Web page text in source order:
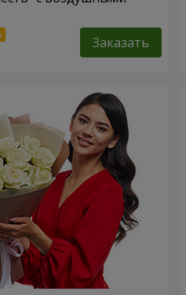
Заказать